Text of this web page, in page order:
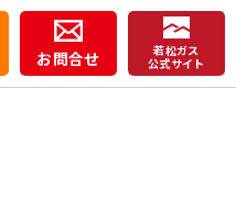
お問合せ
若松ガス
公式サイト